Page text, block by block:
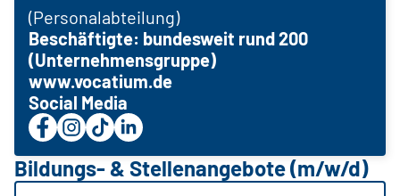
(Personalabteilung)
Beschäftigte: bundesweit rund 200
(Unternehmensgruppe)
www.vocatium.de
Social Media
Bildungs- & Stellenangebote (m/w/d)